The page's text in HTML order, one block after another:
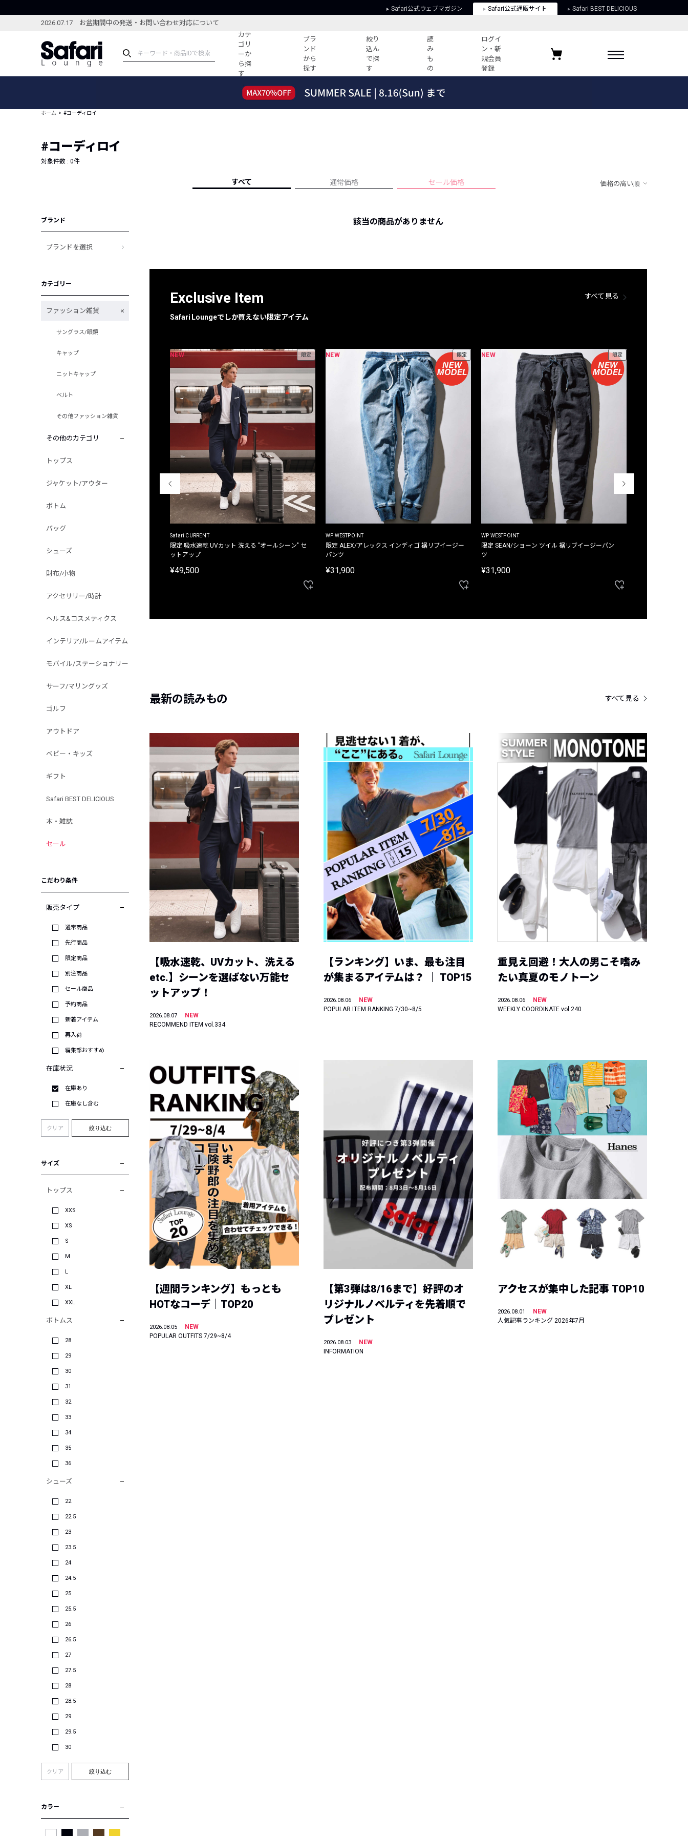
Safari公式ウェブマガジン Safari公式通販サイト Safari BEST DELICIOUS
2026.07.17 お盆期間中の発送・お問い合わせ対応について
カテ
ゴリ
ーか
ら探
す
ブラ
ンド
から
探す
絞り
込ん
で探
す
読
み
も
の
ログイ
ン・新
規会員
登録
ブランドから探す
新着アイテム
編集部のおすすめアイテム
すべての記事
人気記事ランキング
フォーカスブランド
プライバシーポリシー
お気に入りブランド
ホーム #コーディロイ
#コーディロイ
対象件数 : 0件
すべて 通常価格 セール価格 価格の高い順
ブランド
ブランドを選択
カテゴリー
ファッション雑貨
サングラス/眼鏡
キャップ
ニットキャップ
ベルト
その他ファッション雑貨
その他のカテゴリ
トップス
ジャケット/アウター
ボトム
バッグ
シューズ
財布/小物
アクセサリー/時計
ヘルス&コスメティクス
インテリア/ルームアイテム
モバイル/ステーショナリー
サーフ/マリングッズ
ゴルフ
アウトドア
ベビー・キッズ
ギフト
Safari BEST DELICIOUS
本・雑誌
セール
こだわり条件
販売タイプ
通常商品
先行商品
限定商品
別注商品
セール商品
予約商品
新着アイテム
再入荷
編集部おすすめ
在庫状況
在庫あり
在庫なし含む
クリア 絞り込む
サイズ
トップス
XXS
XS
S
M
L
XL
XXL
ボトムス
28
29
30
31
32
33
34
35
36
シューズ
22
22.5
23
23.5
24
24.5
25
25.5
26
26.5
27
27.5
28
28.5
29
29.5
30
クリア 絞り込む
カラー
該当の商品がありません
Exclusive Item
Safari Loungeでしか買えない限定アイテム
すべて見る
NEW 限定
Safari CURRENT
限定 吸水速乾 UVカット 洗える "オールシーン" セ
ットアップ
¥49,500
NEW 限定
WP WESTPOINT
限定 ALEX/アレックス インディゴ 裾リブイージー
パンツ
¥31,900
NEW 限定
WP WESTPOINT
限定 SEAN/ショーン ツイル 裾リブイージーパン
ツ
¥31,900
最新の読みもの すべて見る
【吸水速乾、UVカット、洗える
etc.】シーンを選ばない万能セ
ットアップ！
2026.08.07
NEW
RECOMMEND ITEM vol.334
【ランキング】いま、最も注目
が集まるアイテムは？ ｜ TOP15
2026.08.06
NEW
POPULAR ITEM RANKING 7/30~8/5
重見え回避！大人の男こそ嗜み
たい真夏のモノトーン
2026.08.06
NEW
WEEKLY COORDINATE vol.240
【週間ランキング】もっとも
HOTなコーデ｜TOP20
2026.08.05
NEW
POPULAR OUTFITS 7/29~8/4
【第3弾は8/16まで】好評のオ
リジナルノベルティを先着順で
プレゼント
2026.08.03
NEW
INFORMATION
アクセスが集中した記事 TOP10
2026.08.01
NEW
人気記事ランキング 2026年7月